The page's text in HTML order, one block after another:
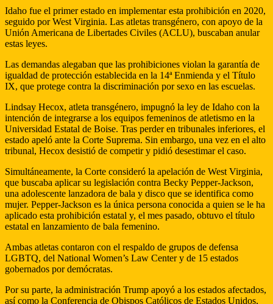
Idaho fue el primer estado en implementar esta prohibición en 2020,
seguido por West Virginia. Las atletas transgénero, con apoyo de la
Unión Americana de Libertades Civiles (ACLU), buscaban anular
estas leyes.
Las demandas alegaban que las prohibiciones violan la garantía de
igualdad de protección establecida en la 14ª Enmienda y el Título
IX, que protege contra la discriminación por sexo en las escuelas.
Lindsay Hecox, atleta transgénero, impugnó la ley de Idaho con la
intención de integrarse a los equipos femeninos de atletismo en la
Universidad Estatal de Boise. Tras perder en tribunales inferiores, el
estado apeló ante la Corte Suprema. Sin embargo, una vez en el alto
tribunal, Hecox desistió de competir y pidió desestimar el caso.
Simultáneamente, la Corte consideró la apelación de West Virginia,
que buscaba aplicar su legislación contra Becky Pepper-Jackson,
una adolescente lanzadora de bala y disco que se identifica como
mujer. Pepper-Jackson es la única persona conocida a quien se le ha
aplicado esta prohibición estatal y, el mes pasado, obtuvo el título
estatal en lanzamiento de bala femenino.
Ambas atletas contaron con el respaldo de grupos de defensa
LGBTQ, del National Women’s Law Center y de 15 estados
gobernados por demócratas.
Por su parte, la administración Trump apoyó a los estados afectados,
así como la Conferencia de Obispos Católicos de Estados Unidos,